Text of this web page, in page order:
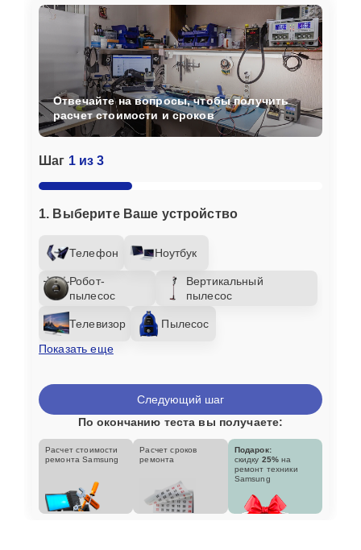
Шаг 1 из 3
1. Выберите Ваше устройство
Телефон Ноутбук
Робот-
пылесос
Вертикальный
пылесос
Телевизор
Пылесос
Показать еще
Отвечайте на вопросы, чтобы получить
расчет стоимости и сроков
Следующий шаг
По окончанию теста вы получаете:
Расчет стоимости
ремонта Samsung
Расчет сроков
ремонта
Подарок:
скидку 25% на
ремонт техники
Samsung